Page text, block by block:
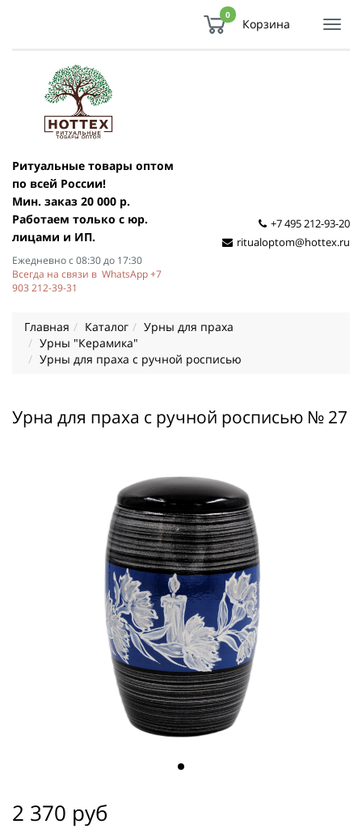
0
Корзина
Ритуальные товары оптом
по всей России!
Мин. заказ 20 000 р.
Работаем только с юр.
лицами и ИП.
Ежедневно с 08:30 до 17:30
Всегда на связи в WhatsApp +7
903 212-39-31
+7 495 212-93-20
ritualoptom@hottex.ru
Главная Каталог
Урны для праха
Урны "Керамика"
Урны для праха с ручной росписью
Урна для праха с ручной росписью № 27
2 370 руб